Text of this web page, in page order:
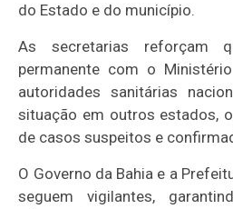
do Estado e do município.
As secretarias reforçam
permanente com o
autoridades sanitárias
situação em outros estados,
de casos suspeitos e
O Governo da Bahia e a
seguem vigilantes,